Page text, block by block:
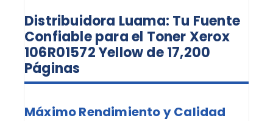
Distribuidora Luama: Tu Fuente
Confiable para el Toner Xerox
106R01572 Yellow de 17,200
Páginas
Máximo Rendimiento y Calidad